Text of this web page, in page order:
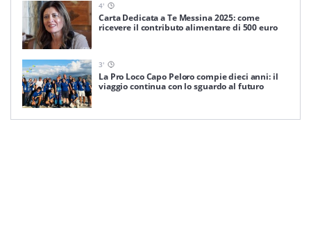
4'
Carta Dedicata a Te Messina 2025: come
ricevere il contributo alimentare di 500 euro
3'
La Pro Loco Capo Peloro compie dieci anni: il
viaggio continua con lo sguardo al futuro